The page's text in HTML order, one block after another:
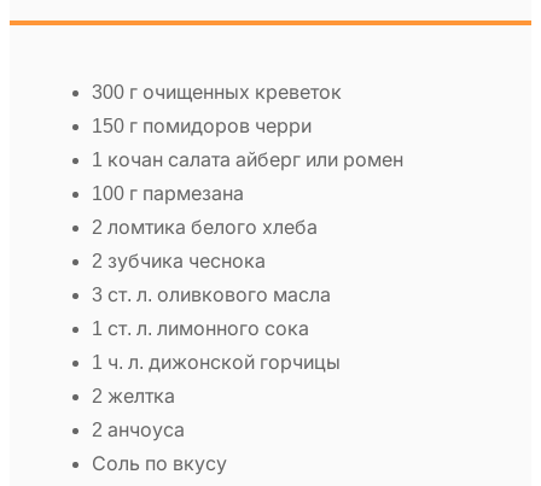
300 г очищенных креветок
150 г помидоров черри
1 кочан салата айберг или ромен
100 г пармезана
2 ломтика белого хлеба
2 зубчика чеснока
3 ст. л. оливкового масла
1 ст. л. лимонного сока
1 ч. л. дижонской горчицы
2 желтка
2 анчоуса
Соль по вкусу